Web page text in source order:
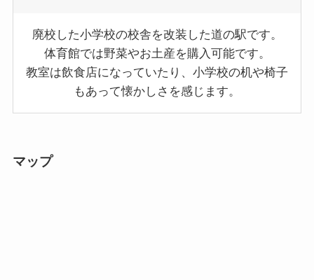
廃校した小学校の校舎を改装した道の駅です。
体育館では野菜やお土産を購入可能です。
教室は飲食店になっていたり、小学校の机や椅子
もあって懐かしさを感じます。
マップ